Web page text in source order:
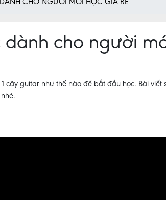
cho người
guitar như thế nào để bắt đầu học. Bài viết